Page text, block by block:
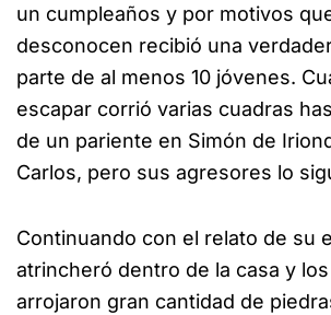
un cumpleaños y por motivos
desconocen recibió una
parte de al menos 10 jóvenes.
escapar corrió varias cuadras
de un pariente en Simón de
Carlos, pero sus agresores lo
Continuando con el relato de su
atrincheró dentro de la casa y
arrojaron gran cantidad de